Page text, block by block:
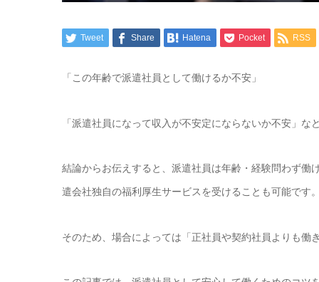
Tweet Share Hatena Pocket RSS
「この年齢で派遣社員として働けるか不安」
「派遣社員になって収入が不安定にならないか不安」
結論からお伝えすると、派遣社員は年齢・経験問わず働
遣会社独自の福利厚生サービスを受けることも可能です
そのため、場合によっては「正社員や契約社員よりも働